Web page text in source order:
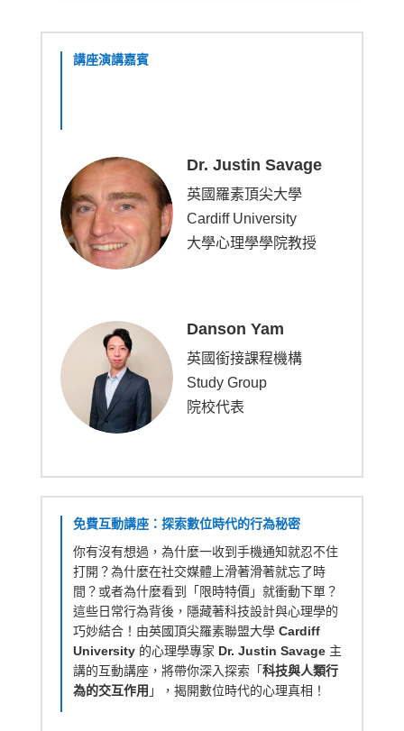
講座演講嘉賓
Dr. Justin Savage
英國羅素頂尖大學
Cardiff University
大學心理學學院教授
Danson Yam
英國銜接課程機構
Study Group
院校代表
免費互動講座：探索數位時代的行為秘密
你有沒有想過，為什麼一收到手機通知就忍不住
打開？為什麼在社交媒體上滑著滑著就忘了時
間？或者為什麼看到「限時特價」就衝動下單？
這些日常行為背後，隱藏著科技設計與心理學的
巧妙結合！由英國頂尖羅素聯盟大學 Cardiff
University的心理學專家 Dr. Justin Savage主
講的互動講座，將帶你深入探索「科技與人類行
為的交互作用 」，揭開數位時代的心理真相！